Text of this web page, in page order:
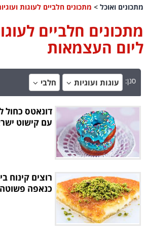
מתכונים ואוכל > מתכונים חלביים לעוגות
מתכונים חלביים
ליום העצמאות
סנן: עוגות ועוגיות חלבי
דונאטס כחול
עם קישוט
רוצים קינוח
כנאפה